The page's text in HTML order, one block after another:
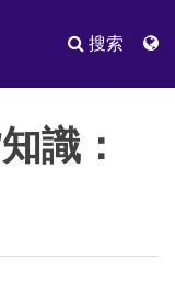
搜索
識：